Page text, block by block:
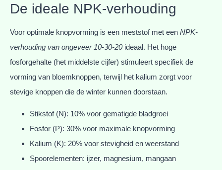
De ideale NPK-verhouding
Voor optimale knopvorming is een meststof met een NPK-
verhouding van ongeveer 10-30-20ideaal. Het hoge
fosforgehalte (het middelste cijfer) stimuleert specifiek de
vorming van bloemknoppen, terwijl het kalium zorgt voor
stevige knoppen die de winter kunnen doorstaan.
Stikstof (N): 10% voor gematigde bladgroei
Fosfor (P): 30% voor maximale knopvorming
Kalium (K): 20% voor stevigheid en weerstand
Spoorelementen: ijzer, magnesium, mangaan